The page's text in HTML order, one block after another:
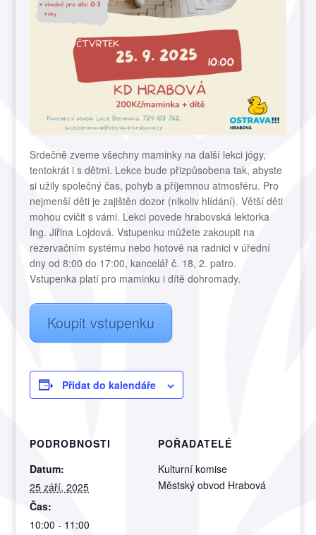
Srdečně zveme všechny maminky na další lekci jógy,
tentokrát i s dětmi. Lekce bude přizpůsobena tak, abyste
si užily společný čas, pohyb a příjemnou atmosféru. Pro
nejmenší děti je zajištěn dozor (nikoliv hlídání). Větší děti
mohou cvičit s vámi. Lekci povede hrabovská lektorka
Ing. Jiřina Lojdová. Vstupenku můžete zakoupit na
rezervačním systému nebo hotově na radnici v úřední
dny od 8:00 do 17:00, kancelář č. 18, 2. patro.
Vstupenka platí pro maminku i dítě dohromady.
Koupit vstupenku
Přidat do kalendáře
PODROBNOSTI
Datum:
25 září, 2025
Čas:
10:00 - 11:00
POŘADATELÉ
Kulturní komise
Městský obvod Hrabová